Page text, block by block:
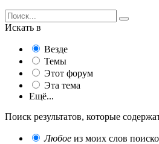
Искать в
Везде
Темы
Этот форум
Эта тема
Ещё...
Поиск результатов, которые
Любое из моих слов